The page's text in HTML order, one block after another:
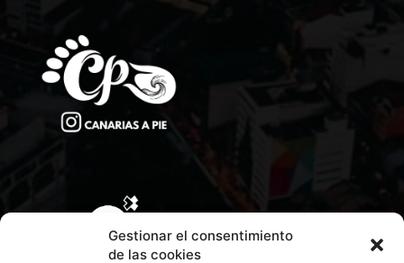
Gestionar el consentimiento
de las cookies